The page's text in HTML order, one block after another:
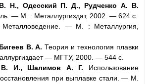
Н., Одесский П. Д., Рудченко А. В.
— М. : Металлургиздат, 2002. — 624 с.
Металловедение. — М. : Металлургия,
В. А. Теория и технология плавки
— МГТУ, 2000. — 544 с.
В. И., Шалимов А. Г. Использование
при выплавке стали. — М.